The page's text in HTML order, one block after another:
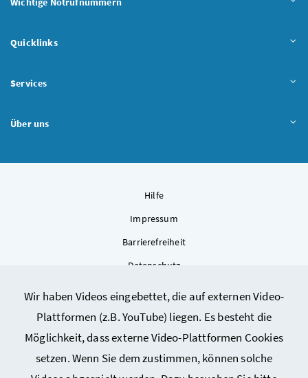
Wir haben Videos eingebettet, die auf externen Video-
Plattformen (z.B. YouTube) liegen. Es besteht die
Möglichkeit, dass externe Video-Plattformen Cookies
setzen. Wenn Sie dem zustimmen, können solche
Quicklinks
Services
Über uns
Hilfe
Impressum
Barrierefreiheit
Datenschutz
Sitemap
Cookie-Einstellungen